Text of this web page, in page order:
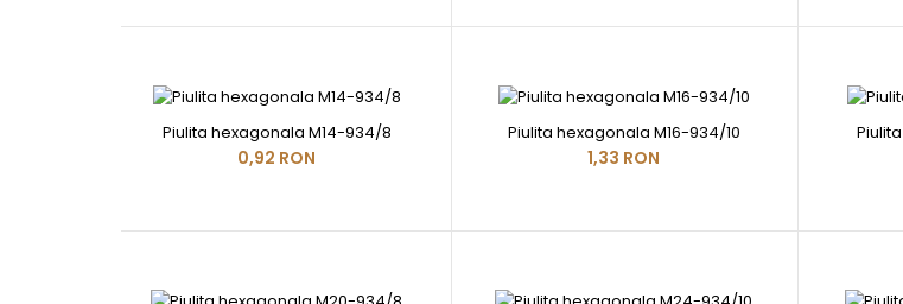
Piulita hexagonala M14-934/8
0,92 RON
Piulita hexagonala M16-934/10
1,33 RON